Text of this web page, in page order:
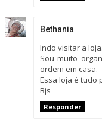
Bethania
Indo visitar a loja.
Sou muito
ordem em casa.
Essa loja é tudo
Bjs
Responder